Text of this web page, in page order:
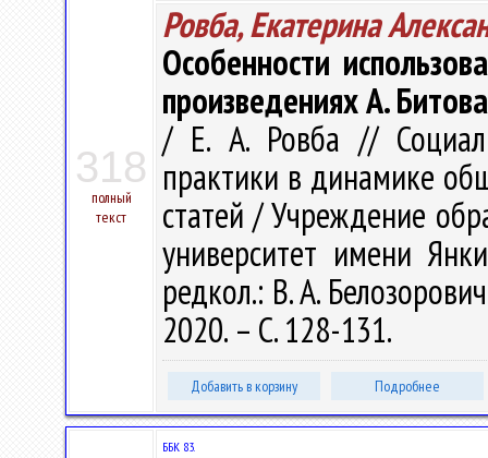
318
полный
текст
Ровба, Екатерина
Особенности
произведениях А.
/ Е. А. Ровба //
практики в динамике
статей / Учреждение
университет имени
редкол.: В. А.
2020. – С. 128-131.
Добавить в корзину Подробнее
ББК 83.